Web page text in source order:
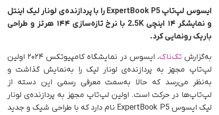
ایسوس لپ‌تاپ ExpertBook P5 را با پردازنده‌ی لونار لیک اینتل
و نمایشگر ۱۴ اینچی 2.5K با نرخ تازه‌سازی ۱۴۴ هرتز و طراحی
باریک رونمایی کرد.
به‌گزارش تک‌ناک
، ایسوس در نمایشگاه کامپیوتکس ۲۰۲۴ اولین
لپ‌تاپ مجهز به پردازنده‌‌ی لونار لیک را به‌نمایش گذاشت و
به‌نظر می‌رسد که حالا به‌سمت معرفی رسمی این دسته از
لپ‌تاپ‌ها در حرکت است. اولین لپ‌تاپ مجهز به پردازنده‌ی لونار
لیک ایسوس ExpertBook P5 نام دارد که با طراحی شیک و جدید